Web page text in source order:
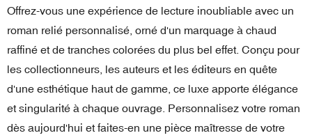
Offrez-vous une expérience de lecture inoubliable avec un
roman relié personnalisé, orné d'un marquage à chaud
raffiné et de tranches colorées du plus bel effet. Conçu pour
les collectionneurs, les auteurs et les éditeurs en quête
d'une esthétique haut de gamme, ce luxe apporte élégance
et singularité à chaque ouvrage. Personnalisez votre roman
dès aujourd'hui et faites-en une pièce maîtresse de votre